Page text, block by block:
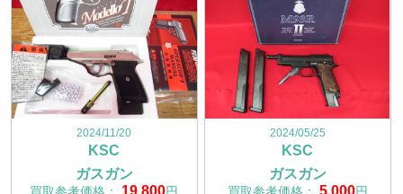
2024/11/20
KSC
ガスガン
19,800
2024/05/25
KSC
ガスガン
5,000